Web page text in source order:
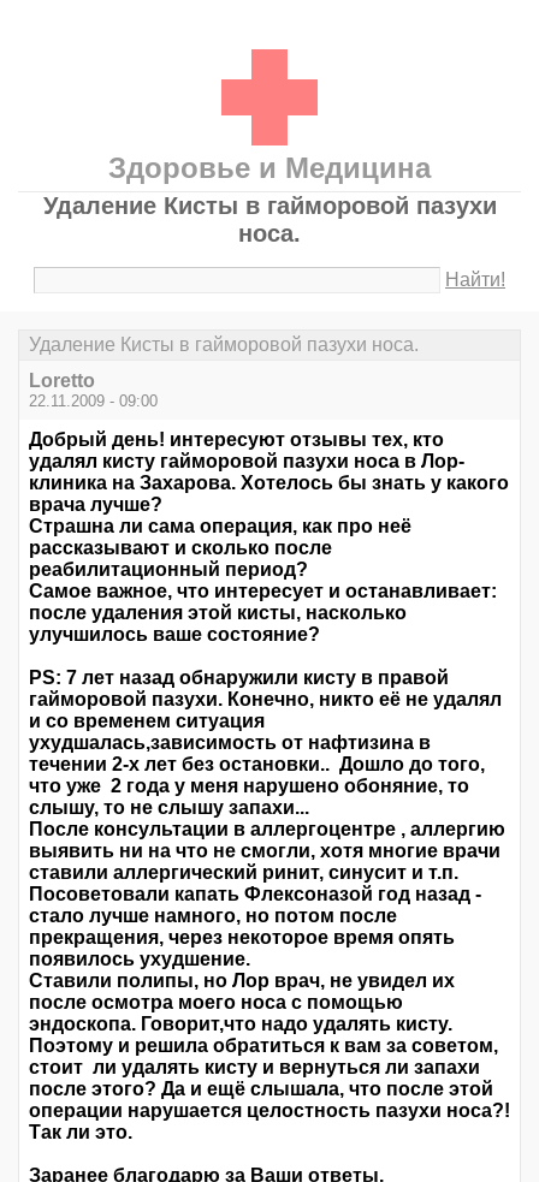
Здоровье и Медицина
Удаление Кисты в гайморовой пазухи
носа.
Найти!
Удаление Кисты в гайморовой пазухи носа.
Loretto
22.11.2009 - 09:00
Добрый день! интересуют отзывы тех, кто
удалял кисту гайморовой пазухи носа в Лор-
клиника на Захарова. Хотелось бы знать у какого
врача лучше?
Страшна ли сама операция, как про неё
рассказывают и сколько после
реабилитационный период?
Самое важное, что интересует и останавливает:
после удаления этой кисты, насколько
улучшилось ваше состояние?
PS: 7 лет назад обнаружили кисту в правой
гайморовой пазухи. Конечно, никто её не удалял
и со временем ситуация
ухудшалась,зависимость от нафтизина в
течении 2-х лет без остановки.. Дошло до того,
что уже 2 года у меня нарушено обоняние, то
слышу, то не слышу запахи...
После консультации в аллергоцентре , аллергию
выявить ни на что не смогли, хотя многие врачи
ставили аллергический ринит, синусит и т.п.
Посоветовали капать Флексоназой год назад -
стало лучше намного, но потом после
прекращения, через некоторое время опять
появилось ухудшение.
Ставили полипы, но Лор врач, не увидел их
после осмотра моего носа с помощью
эндоскопа. Говорит,что надо удалять кисту.
Поэтому и решила обратиться к вам за советом,
стоит ли удалять кисту и вернуться ли запахи
после этого? Да и ещё слышала, что после этой
операции нарушается целостность пазухи носа?!
Так ли это.
Заранее благодарю за Ваши ответы.